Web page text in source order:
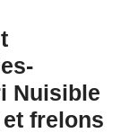
Nuisible
frelons